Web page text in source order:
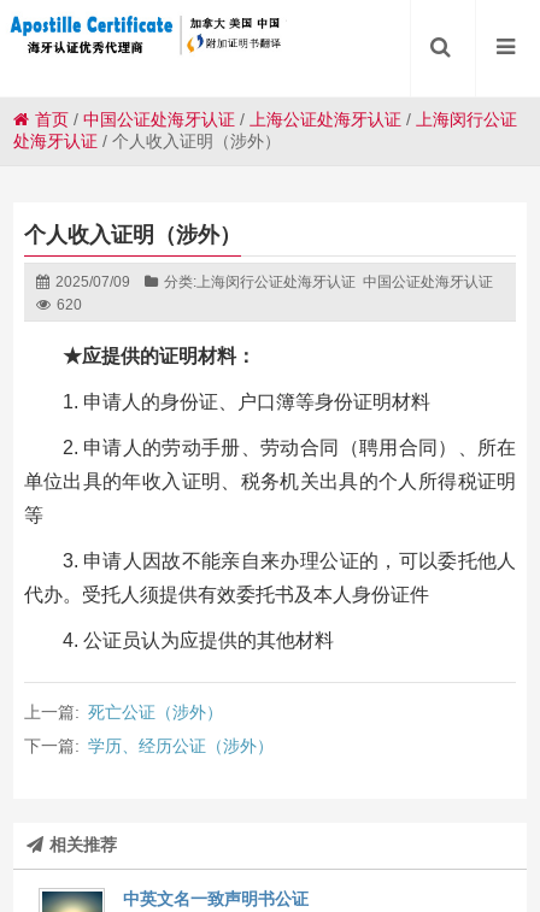
首页 /中国公证处海牙认证 / 上海公证处海牙认证 /
上海闵行公证
处海牙认证 /个人收入证明（涉外）
个人收入证明（涉外）
2025/07/09 分类:上海闵行公证处海牙认证 中国公证处海牙认证
620
★应提供的证明材料：
1. 申请人的身份证、户口簿等身份证明材料
2. 申请人的劳动手册、劳动合同（聘用合同）、所在
单位出具的年收入证明、税务机关出具的个人所得税证明
等
3. 申请人因故不能亲自来办理公证的，可以委托他人
代办。受托人须提供有效委托书及本人身份证件
4. 公证员认为应提供的其他材料
上一篇: 死亡公证（涉外）
下一篇: 学历、经历公证（涉外）
相关推荐
中英文名一致声明书公证